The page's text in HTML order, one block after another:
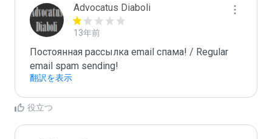
Advocatus Diaboli
13年前
Постоянная рассылка email спама! / Regular
email spam sending!
翻訳を表示
役立つ